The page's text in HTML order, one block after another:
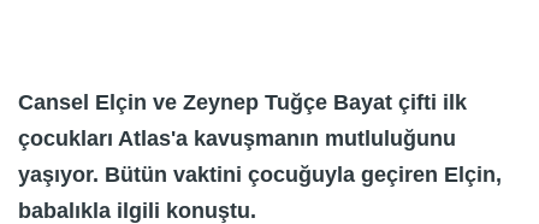
Cansel Elçin ve Zeynep Tuğçe Bayat çifti ilk
çocukları Atlas'a kavuşmanın mutluluğunu
yaşıyor. Bütün vaktini çocuğuyla geçiren Elçin,
babalıkla ilgili konuştu.